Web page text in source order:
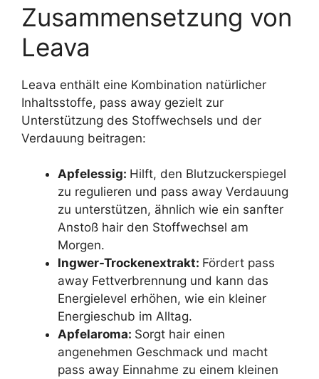
Zusammensetzung von
Leava
Leava enthält eine Kombination natürlicher
Inhaltsstoffe, pass away gezielt zur
Unterstützung des Stoffwechsels und der
Verdauung beitragen:
Apfelessig: Hilft, den Blutzuckerspiegel
zu regulieren und pass away Verdauung
zu unterstützen, ähnlich wie ein sanfter
Anstoß hair den Stoffwechsel am
Morgen.
Ingwer-Trockenextrakt: Fördert pass
away Fettverbrennung und kann das
Energielevel erhöhen, wie ein kleiner
Energieschub im Alltag.
Apfelaroma: Sorgt hair einen
angenehmen Geschmack und macht
pass away Einnahme zu einem kleinen